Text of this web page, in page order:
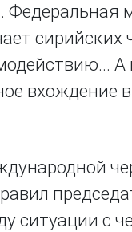
Федеральная
вхождение
ситуации с